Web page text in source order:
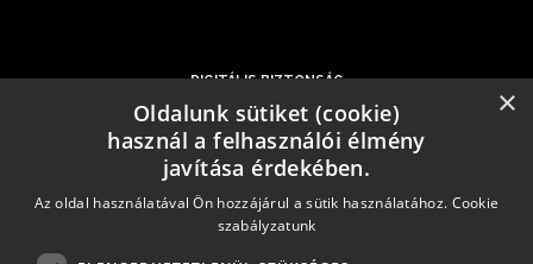
DIGITÁLIS BIZTONSÁG
Ismerje meg, hogy mit tehet digitális biztonsága érdekében.
Az egyre gyakrabban előforduló online csalások miatt – KiberPajzs néven - oktatási
programot indított több hatóság és szervezet.
Erről az alábbi elérhetőségen keresztül informálódhatnak a pénzügyi fogyasztók:
https:/kiberpajzs.hu.
×
Oldalunk sütiket (cookie)
használ a felhasználói élmény
javítása érdekében.
Az oldal használatával Ön hozzájárul a sütik használatához. Cookie
szabályzatunk